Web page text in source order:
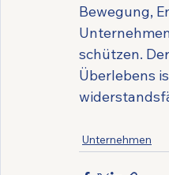
Bewegung,
schützen.
Überlebens
Unternehmen